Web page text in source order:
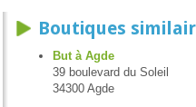
Boutiques
But à Agde
39 boulevard du Soleil
34300 Agde